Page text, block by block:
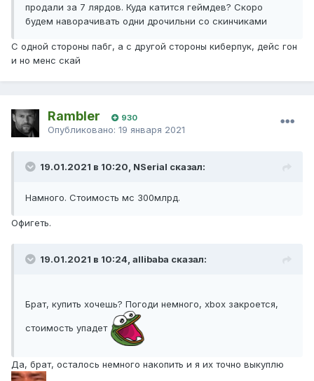
продали за 7 лярдов. Куда катится геймдев? Скоро
будем наворачивать одни дрочильни со скинчиками
С одной стороны пабг, а с другой стороны киберпук, дейс гон
и но менс скай
Rambler 930
Опубликовано: 19 января 2021
19.01.2021 в 10:20, NSerial сказал:
Намного. Стоимость мс 300млрд.
Офигеть.
19.01.2021 в 10:24, allibaba сказал:
Брат, купить хочешь? Погоди немного, xbox закроется,
стоимость упадет
Да, брат, осталось немного накопить и я их точно выкуплю